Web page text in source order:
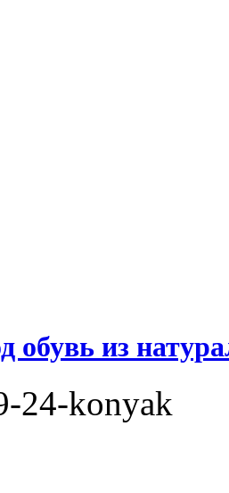
обувь из
24-konyak